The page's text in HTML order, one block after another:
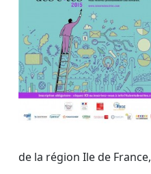
de la région Ile de France,